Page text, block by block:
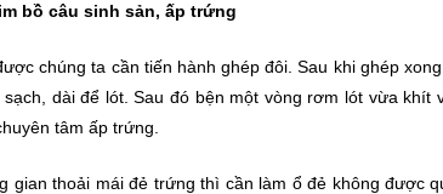
bồ câu sinh sản, ấp trứng
chúng ta cần tiến hành ghép đôi. Sau khi ghép
dài để lót. Sau đó bện một vòng rơm lót vừa
tâm ấp trứng.
gian thoải mái đẻ trứng thì cần làm ổ đẻ không được